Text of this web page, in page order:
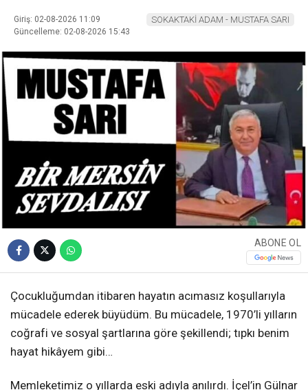
Giriş: 02-08-2026 11:09
Güncelleme: 02-08-2026 15:43
SOKAKTAKİ ADAM - MUSTAFA SARI
ABONE OL
Çocukluğumdan itibaren hayatın acımasız koşullarıyla
mücadele ederek büyüdüm. Bu mücadele, 1970’li yılların
coğrafi ve sosyal şartlarına göre şekillendi; tıpkı benim
hayat hikâyem gibi…
Memleketimiz o yıllarda eski adıyla anılırdı. İçel’in Gülnar